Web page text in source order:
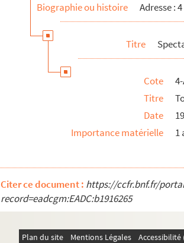
Biographie ou histoire
Adresse :
Titre
Cote
Titre
Date
Importance matérielle
1
Citer ce document : https://ccfr.bnf.fr/
record=eadcgm:EADC:b1916265
Plan du site Mentions Légales